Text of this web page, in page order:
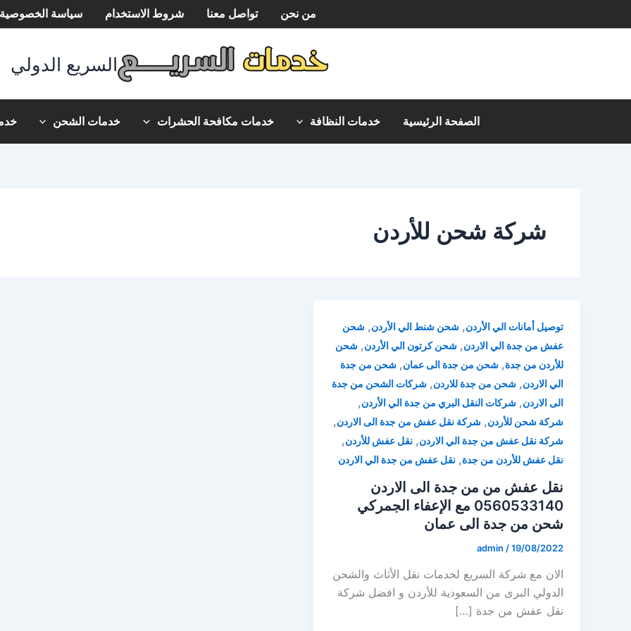
إلى
من نحن تواصل معنا شروط الاستخدام سياسة الخصوصية
السريع الدولي
الصفحة الرئيسية خدمات النظافة خدمات مكافحة الحشرات خدمات الشحن
شركة شحن للأردن
توصيل أمانات الي الأردن, شحن شنط الي الأردن, شحن
عفش من جدة الي الاردن, شحن كرتون الي الأردن, شحن
للأردن من جدة, شحن من جدة الى عمان, شحن من جدة
الي الاردن, شحن من جدة للاردن, شركات الشحن من جدة
الى الاردن, شركات النقل البري من جدة الي الأردن,
شركة شحن للأردن, شركة نقل عفش من جدة الى الاردن,
شركة نقل عفش من جدة الي الاردن, نقل عفش للأردن,
نقل عفش للأردن من جدة, نقل عفش من جدة الي الاردن
نقل عفش من من جدة الى الاردن
0560533140 مع الإعفاء الجمركي
شحن من جدة الى عمان
admin /19/08/2022
الان مع شركة السريع لخدمات نقل الأثاث والشحن
الدولي البرى من السعودية للأردن و افضل شركة
نقل عفش من جدة […]